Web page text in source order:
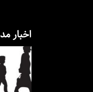
اخبار مد